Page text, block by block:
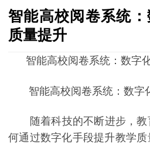
智能高校阅卷系统
质量提升
智能高校阅卷系统：数字
智能高校阅卷系统：数字
随着科技的不断进步，教
何通过数字化手段提升教学